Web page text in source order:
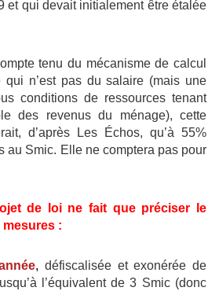
et qui devait initialement être étalée
tenu du mécanisme de calcul
qui n’est pas du salaire (mais une
conditions de ressources tenant
des revenus du ménage), cette
d’après Les Échos, qu’à 55%
au Smic. Elle ne comptera pas pour
de loi ne fait que préciser le
:
,défiscalisée et exonérée de
l’équivalent de 3 Smic (donc